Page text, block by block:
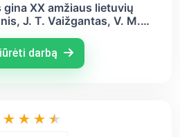
gina XX amžiaus lietuvių
J. T. Vaižgantas, V. M.
darbą